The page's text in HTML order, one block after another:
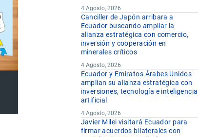
4 Agosto, 2026
Canciller de Japón arribara a
Ecuador buscando ampliar la
alianza estratégica con comercio,
inversión y cooperación en
minerales críticos
4 Agosto, 2026
Ecuador y Emiratos Árabes Unidos
amplían su alianza estratégica con
inversiones, tecnología e inteligencia
artificial
4 Agosto, 2026
Javier Milei visitará Ecuador para
firmar acuerdos bilaterales con